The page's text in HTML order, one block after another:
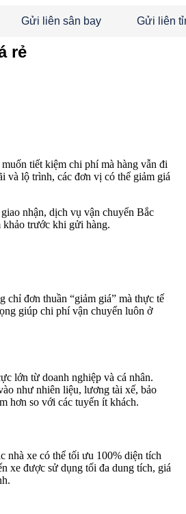
Gửi liên sân bay Gửi liên
rẻ
tiết kiệm chi phí mà hàng vẫn đi
và lộ trình, các đơn vị có thể giảm giá
nhận, dịch vụ vận chuyển Bắc
khảo trước khi gửi hàng.
đơn thuần “giảm giá” mà thực tế
giúp chi phí vận chuyển luôn ở
lớn từ doanh nghiệp và cá nhân.
như nhiên liệu, lương tài xế, bảo
hơn so với các tuyến ít khách.
nhà xe có thể tối ưu 100% diện tích
xe được sử dụng tối đa dung tích, giá